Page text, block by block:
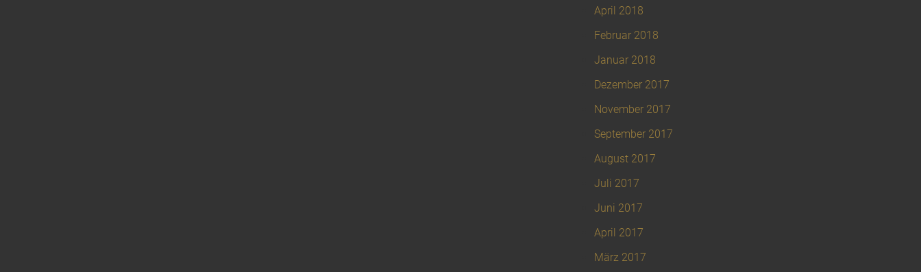
April 2018
Februar 2018
Januar 2018
Dezember 2017
November 2017
September 2017
August 2017
Juli 2017
Juni 2017
April 2017
März 2017